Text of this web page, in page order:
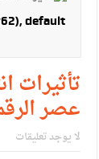
القاضي
default
تأثيرات
عصر
لا يوجد تعليقات